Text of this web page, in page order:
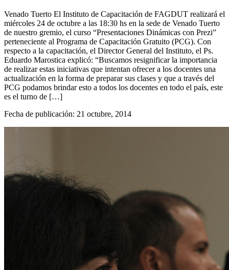
Venado Tuerto El Instituto de Capacitación de FAGDUT realizará el
miércoles 24 de octubre a las 18:30 hs en la sede de Venado Tuerto
de nuestro gremio, el curso “Presentaciones Dinámicas con Prezi”
perteneciente al Programa de Capacitación Gratuito (PCG). Con
respecto a la capacitación, el Director General del Instituto, el Ps.
Eduardo Marostica explicó: “Buscamos resignificar la importancia
de realizar estas iniciativas que intentan ofrecer a los docentes una
actualización en la forma de preparar sus clases y que a través del
PCG podamos brindar esto a todos los docentes en todo el país, este
es el turno de […]
Fecha de publicación: 21 octubre, 2014